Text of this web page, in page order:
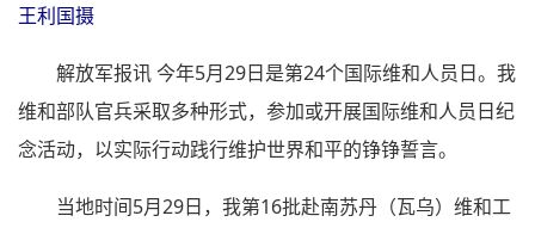
王利国摄
解放军报讯 今年5月29日是第24个国际维和人员日。我
维和部队官兵采取多种形式，参加或开展国际维和人员日纪
念活动，以实际行动践行维护世界和平的铮铮誓言。
当地时间5月29日，我第16批赴南苏丹（瓦乌）维和工